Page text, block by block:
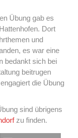
Übung gab es
Dort
und
es war eine
bedankt sich bei
beitrugen
die Übung
sind übrigens
zu finden.